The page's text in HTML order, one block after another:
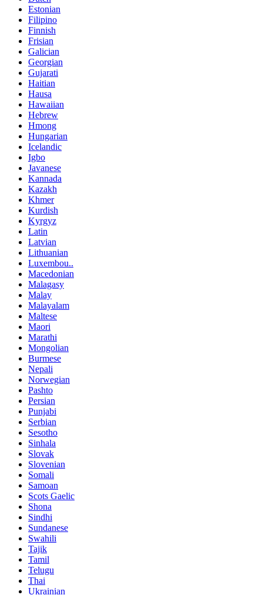
Estonian
Filipino
Finnish
Frisian
Galician
Georgian
Gujarati
Haitian
Hausa
Hawaiian
Hebrew
Hmong
Hungarian
Icelandic
Igbo
Javanese
Kannada
Kazakh
Khmer
Kurdish
Kyrgyz
Latin
Latvian
Lithuanian
Luxembou..
Macedonian
Malagasy
Malay
Malayalam
Maltese
Maori
Marathi
Mongolian
Burmese
Nepali
Norwegian
Pashto
Persian
Punjabi
Serbian
Sesotho
Sinhala
Slovak
Slovenian
Somali
Samoan
Scots Gaelic
Shona
Sindhi
Sundanese
Swahili
Tajik
Tamil
Telugu
Thai
Ukrainian